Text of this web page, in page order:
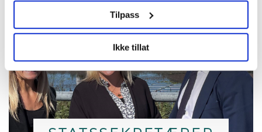
Tilpass
Ikke tillat